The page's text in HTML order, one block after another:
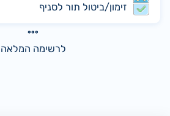
זימון/ביטול תור לסניף
לרשימה המלאה